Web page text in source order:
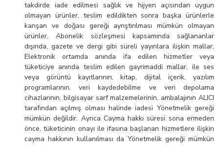
takdirde iade edilmesi sağlık ve hijyen açısından uygun
olmayan ürünler, teslim edildikten sonra başka ürünlerle
karışan ve doğası gereği ayrıştırılması mümkün olmayan
ürünler, Abonelik sözleşmesi kapsamında sağlananlar
dışında, gazete ve dergi gibi süreli yayınlara ilişkin mallar,
Elektronik ortamda anında ifa edilen hizmetler veya
tüketiciye anında teslim edilen gayrimaddi mallar, ile ses
veya görüntü kayıtlarının, kitap, dijital içerik, yazılım
programlarının, veri kaydedebilme ve veri depolama
cihazlarının, bilgisayar sarf malzemelerinin, ambalajının ALICI
tarafından açılmış olması halinde iadesi Yönetmelik gereği
mümkün değildir. Ayrıca Cayma hakkı süresi sona ermeden
önce, tüketicinin onayı ile ifasına başlanan hizmetlere ilişkin
cayma hakkının kullanılması da Yönetmelik gereği mümkün